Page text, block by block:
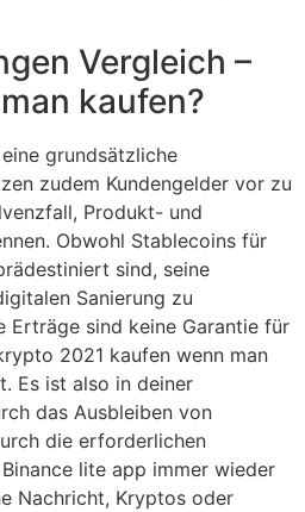
Vergleich –
kaufen?
grundsätzliche
zudem Kundengelder vor zu
Produkt- und
Obwohl Stablecoins für
sind, seine
Sanierung zu
Erträge sind keine Garantie für
2021 kaufen wenn man
Es ist also in deiner
das Ausbleiben von
die erforderlichen
lite app immer wieder
Nachricht, Kryptos oder